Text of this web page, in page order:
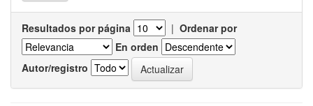
Resultados por página | Ordenar por
En orden
Autor/registro